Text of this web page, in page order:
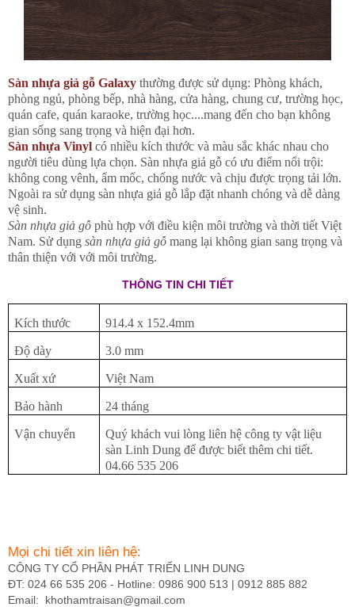
Sàn nhựa giả gỗ Galaxy thường được sử dụng: Phòng khách,
phòng ngủ, phòng bếp, nhà hàng, cửa hàng, chung cư, trường học,
quán cafe, quán karaoke, trường học....mang đến cho bạn không
gian sống sang trọng và hiện đại hơn.
Sàn nhựa Vinyl có nhiều kích thước và màu sắc khác nhau cho
người tiêu dùng lựa chọn. Sàn nhựa giả gỗ có ưu điểm nổi trội:
không cong vênh, ẩm mốc, chống nước và chịu được trọng tải lớn.
Ngoài ra sử dụng sàn nhựa giả gỗ lắp đặt nhanh chóng và dễ dàng
vệ sinh.
Sàn nhựa giả gỗ phù hợp với điều kiện môi trường và thời tiết Việt
Nam. Sử dụng sàn nhựa giả gỗ mang lại không gian sang trọng và
thân thiện với với môi trường.
THÔNG TIN CHI TIẾT
Kích thước 914.4 x 152.4mm
Độ dày 3.0 mm
Xuất xứ Việt Nam
Bảo hành 24 tháng
Vận chuyển
Quý khách vui lòng liên hệ công ty vật liệu
sàn Linh Dung để được biết thêm chi tiết.
04.66 535 206
Mọi chi tiết xin liên hệ:
CÔNG TY CỔ PHẦN PHÁT TRIỂN LINH DUNG
ĐT: 024 66 535 206 - Hotline: 0986 900 513 | 0912 885 882
Email:
khothamtraisan@gmail.com